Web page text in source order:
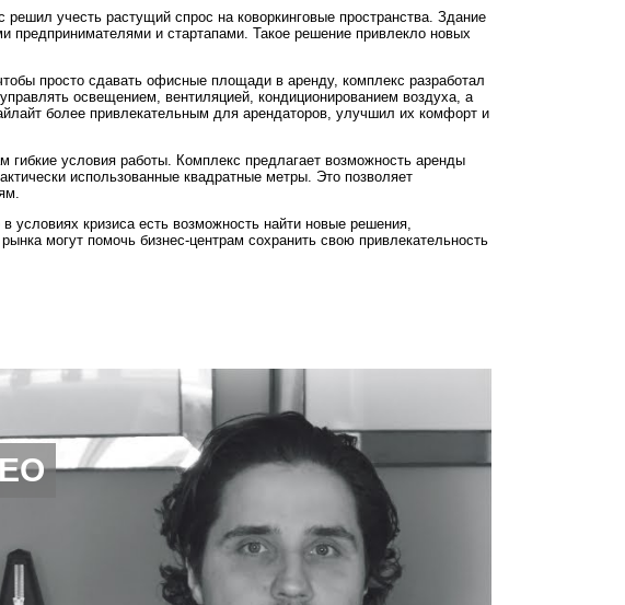
учесть растущий спрос на коворкинговые пространства. Здание
и стартапами. Такое решение привлекло новых
просто сдавать офисные площади в аренду, комплекс разработал
освещением, вентиляцией, кондиционированием воздуха, а
более привлекательным для арендаторов, улучшил их комфорт и
условия работы. Комплекс предлагает возможность аренды
использованные квадратные метры. Это позволяет
кризиса есть возможность найти новые решения,
могут помочь бизнес-центрам сохранить свою привлекательность